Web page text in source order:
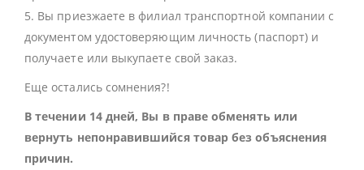
5. Вы приезжаете в филиал транспортной компании с
документом удостоверяющим личность (паспорт) и
получаете или выкупаете свой заказ.
Еще остались сомнения?!
В течении 14 дней, Вы в праве обменять или
вернуть непонравившийся товар без объяснения
причин.